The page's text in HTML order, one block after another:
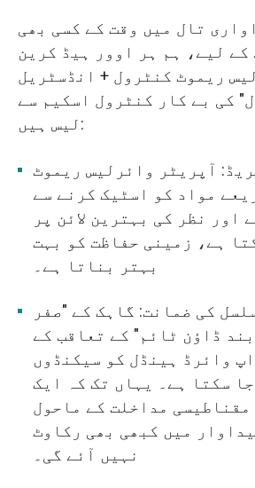
تال میں وقت کے کسی بھی
لیے، ہم ہر اوور ہیڈ کرین
ریموٹ کنٹرول + انڈسٹریل
کی بے کار کنٹرول اسکیم سے
لیس ہیں:
آپریٹر وائرلیس ریموٹ
مواد کو اسٹیک کرنے سے
اور نظر کی بہترین لائن پر
ہے، زمینی حفاظت کو بہت
بہتر بناتا ہے۔
کی ضمانت: گاہک کے "صفر
ڈاؤن ٹائم" کے تعاقب کے
وائرڈ ہینڈل کو سیکنڈوں
سکتا ہے۔ یہاں تک کہ ایک
مداخلت کے ماحول
میں کبھی بھی رکاوٹ
نہیں آئے گی۔